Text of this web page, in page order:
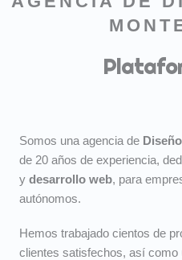
Somos una agencia de
de 20 años de experiencia,
y desarrollo web, para
autónomos.
Hemos trabajado cientos de
clientes satisfechos, así como